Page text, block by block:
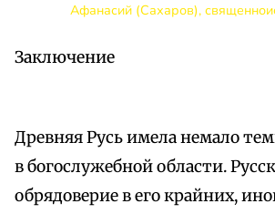
Афанасий (Сахаров),
Заключение
Древняя Русь имела немало
в богослужебной области.
обрядоверие в его крайних,